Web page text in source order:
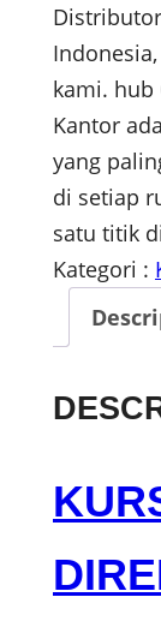
kami. hub
Kantor
yang
di setiap
satu titik
Kategori :